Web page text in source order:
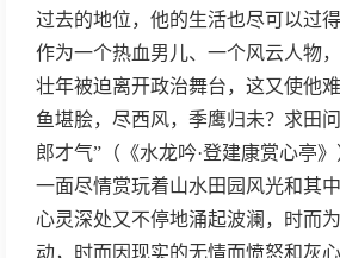
过去的地位，他的生活也尽可以过
作为一个热血男儿、一个风云人物
壮年被迫离开政治舞台，这又使他
鱼堪脍，尽西风，季鹰归未？求田
郎才气”（《水龙吟·登建康赏心亭
一面尽情赏玩着山水田园风光和其
心灵深处又不停地涌起波澜，时而
动，时而因现实的无情而愤怒和灰